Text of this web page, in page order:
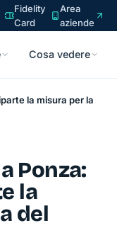
Fidelity
Card
Area
aziende
Cosa vedere
la misura per la
Ponza:
la
del